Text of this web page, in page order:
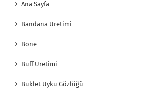
Ana Sayfa
Bandana Üretimi
Bone
Buff Üretimi
Buklet Uyku Gözlüğü